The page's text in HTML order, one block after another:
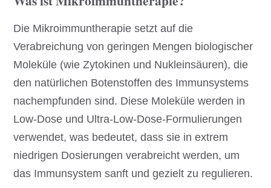
Die Mikroimmuntherapie setzt auf die
Verabreichung von geringen Mengen biologischer
Moleküle (wie Zytokinen und Nukleinsäuren), die
den natürlichen Botenstoffen des Immunsystems
nachempfunden sind. Diese Moleküle werden in
Low-Dose und Ultra-Low-Dose-Formulierungen
verwendet, was bedeutet, dass sie in extrem
niedrigen Dosierungen verabreicht werden, um
das Immunsystem sanft und gezielt zu regulieren.